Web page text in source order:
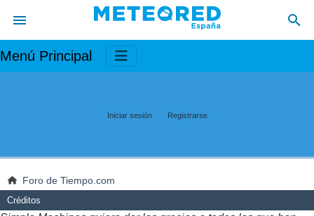
Menú Principal
Iniciar sesión Registrarse
Foro de Tiempo.com
Créditos